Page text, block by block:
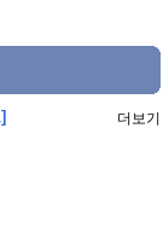
더보기